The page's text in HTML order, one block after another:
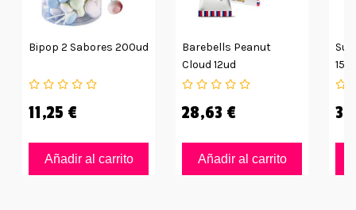
Bipop 2 Sabores 200ud
11,25 €
Añadir al carrito
Barebells Peanut
Cloud 12ud
28,63 €
Añadir al carrito